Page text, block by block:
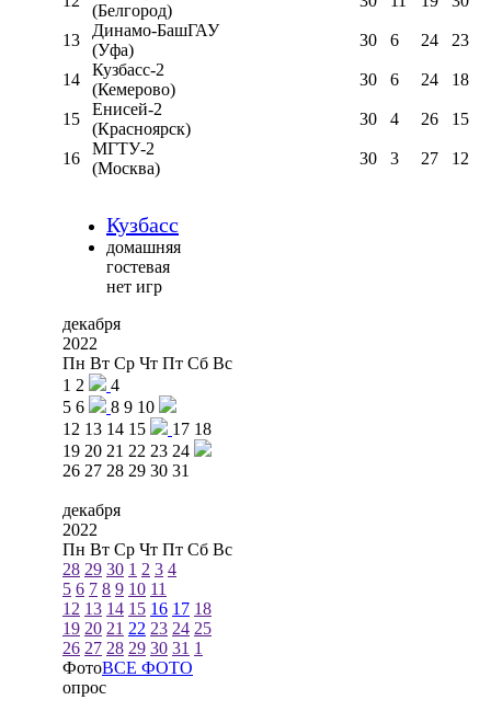
(Белгород)
13
Динамо-БашГАУ
(Уфа)
30 6 24 23
14
Кузбасс-2
(Кемерово)
30 6 24 18
15
Енисей-2
(Красноярск)
30 4 26 15
16
МГТУ-2
(Москва)
30 3 27 12
Кузбасс
домашняя
гостевая
нет игр
декабря
2022
Пн Вт Ср Чт Пт Сб Вс
1 2
4
5 6 8 9 10
12 13 14 15 17 18
19 20 21 22 23 24
26 27 28 29 30 31
декабря
2022
Пн Вт Ср Чт Пт Сб Вс
28 29 30 1 2 3 4
5 6 7 8 9 10 11
12 13 14 15 16 17 18
19 20 21 22 23 24 25
26 27 28 29 30 31 1
ФотоВСЕ ФОТО
опрос